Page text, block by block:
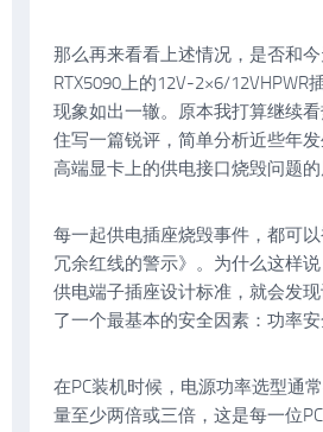
那么再来看看上述情况，是否和今
RTX5090上的12V-2×6/12VHPWR
现象如出一辙。原本我打算继续
住写一篇锐评，简单分析近些年
高端显卡上的供电接口烧毁问题的
每一起供电插座烧毁事件，都可
冗余红线的警示》。为什么这样
供电端子插座设计标准，就会发
了一个最基本的安全因素：功率安
在PC装机时候，电源功率选型通
量至少两倍或三倍，这是每一位